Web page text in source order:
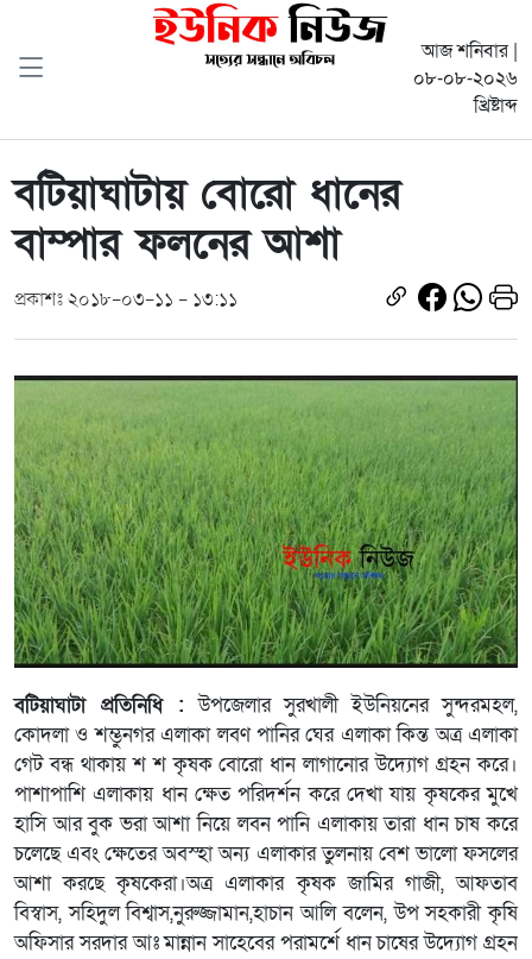
আজ শনিবার |
০৮-০৮-২০২৬
খ্রিষ্টাব্দ
বটিয়াঘাটায় বোরো ধানের
বাম্পার ফলনের আশা
প্রকাশঃ ২০১৮-০৩-১১ - ১৩:১১
বটিয়াঘাটা প্রতিনিধি : উপজেলার সুরখালী ইউনিয়নের সুন্দরমহল,
কোদলা ও শম্ভুনগর এলাকা লবণ পানির ঘের এলাকা কিন্ত অত্র এলাকা
গেট বন্ধ থাকায় শ শ কৃষক বোরো ধান লাগানোর উদ্যোগ গ্রহন করে।
পাশাপাশি এলাকায় ধান ক্ষেত পরিদর্শন করে দেখা যায় কৃষকের মুখে
হাসি আর বুক ভরা আশা নিয়ে লবন পানি এলাকায় তারা ধান চাষ করে
চলেছে এবং ক্ষেতের অবস্হা অন্য এলাকার তুলনায় বেশ ভালো ফসলের
আশা করছে কৃষকেরা।অত্র এলাকার কৃষক জামির গাজী, আফতাব
বিস্বাস, সহিদুল বিশ্বাস,নুরুজ্জামান,হাচান আলি বলেন, উপ সহকারী কৃষি
অফিসার সরদার আঃ মান্নান সাহেবের পরামর্শে ধান চাষের উদ্যোগ গ্রহন